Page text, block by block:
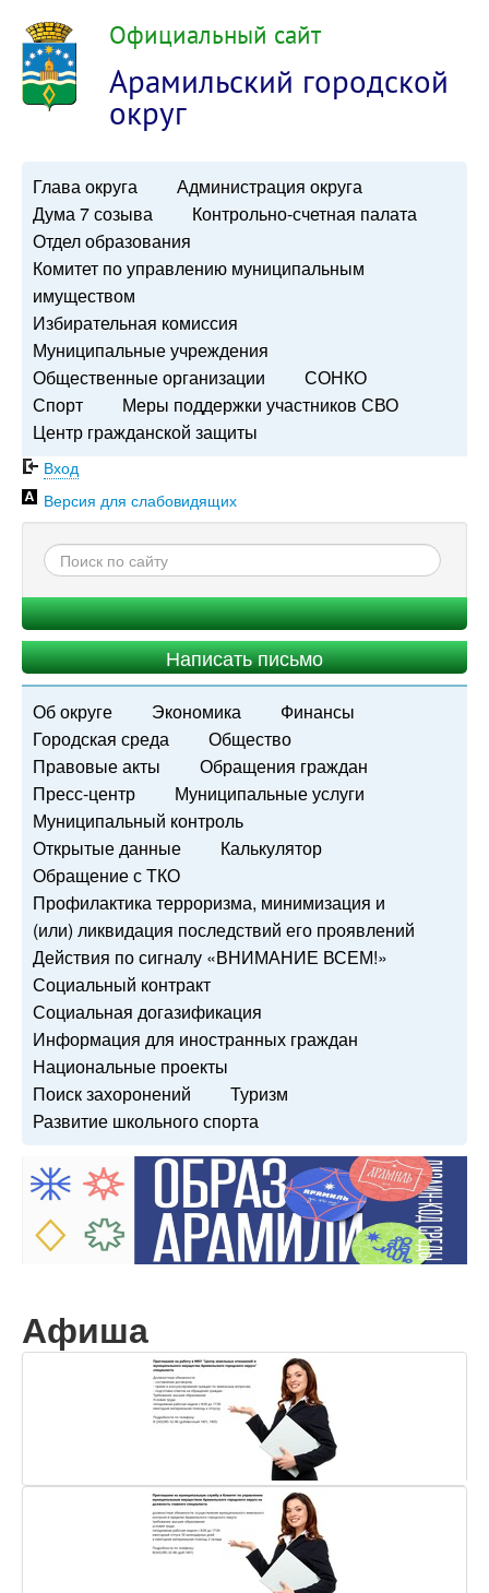
Официальный сайт
Арамильский городской
округ
Глава округа
Администрация округа
Дума 7 созыва
Контрольно-счетная палата
Отдел образования
Комитет по управлению муниципальным
имуществом
Избирательная комиссия
Муниципальные учреждения
Общественные организации
СОНКО
Спорт
Меры поддержки участников СВО
Центр гражданской защиты
Вход
Версия для слабовидящих
Написать письмо
Об округе Экономика
Финансы
Городская среда
Общество
Правовые акты
Обращения граждан
Пресс-центр
Муниципальные услуги
Муниципальный контроль
Открытые данные
Калькулятор
Обращение с ТКО
Профилактика терроризма, минимизация и
(или) ликвидация последствий его проявлений
Действия по сигналу «ВНИМАНИЕ ВСЕМ!»
Социальный контракт
Социальная догазификация
Информация для иностранных граждан
Национальные проекты
Поиск захоронений
Туризм
Развитие школьного спорта
Афиша